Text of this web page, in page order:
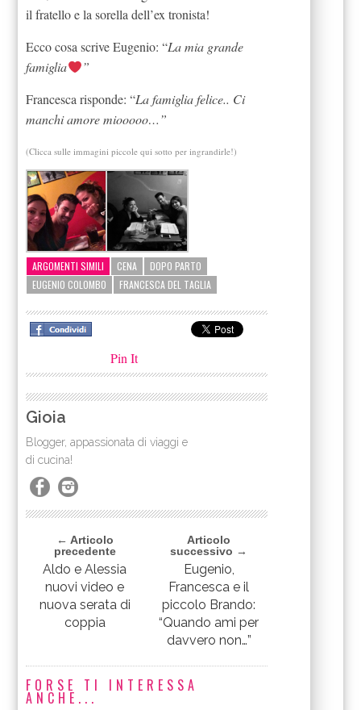
il fratello e la sorella dell’ex tronista!
Ecco cosa scrive Eugenio: “La mia grande
famiglia
”
Francesca risponde: “La famiglia felice.. Ci
manchi amore miooooo…”
(Clicca sulle immagini piccole qui sotto per ingrandirle!)
ARGOMENTI SIMILI CENA
DOPO PARTO
EUGENIO COLOMBO
FRANCESCA DEL TAGLIA
Pin It
Gioia
Blogger, appassionata di viaggi e
di cucina!
← Articolo
precedente
Aldo e Alessia
nuovi video e
nuova serata di
coppia
Articolo
successivo →
Eugenio,
Francesca e il
piccolo Brando:
“Quando ami per
davvero non…”
FORSE TI INTERESSA
ANCHE...